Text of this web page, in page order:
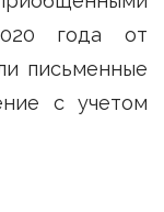
года от
письменные
с учетом